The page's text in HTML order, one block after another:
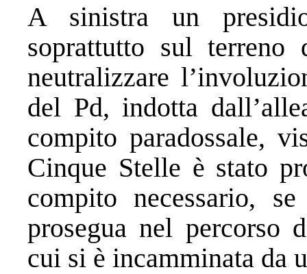
A sinistra un
soprattutto sul terreno
neutralizzare
del Pd, indotta
compito paradossale,
Cinque Stelle è stato
compito necessario,
prosegua nel percorso
cui si è incamminata da